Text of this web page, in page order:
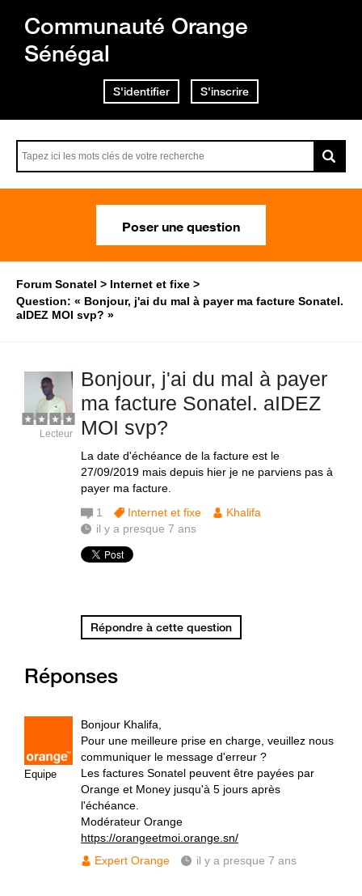
Communauté Orange
Sénégal
S'identifier S'inscrire
Poser une question
Forum Sonatel
Internet et fixe
Question: « Bonjour, j'ai du mal à payer ma facture Sonatel.
aIDEZ MOI svp? »
Bonjour, j'ai du mal à payer
ma facture Sonatel. aIDEZ
MOI svp?
La date d'échéance de la facture est le
27/09/2019 mais depuis hier je ne parviens pas à
payer ma facture.
Lecteur
1 Internet et fixe
Khalifa
il y a presque 7 ans
Répondre à cette question
Réponses
Equipe
Bonjour Khalifa,
Pour une meilleure prise en charge, veuillez nous
communiquer le message d'erreur ?
Les factures Sonatel peuvent être payées par
Orange et Money jusqu'à 5 jours après
l'échéance.
Modérateur Orange
https://orangeetmoi.orange.sn/
Expert Orange
il y a presque 7 ans